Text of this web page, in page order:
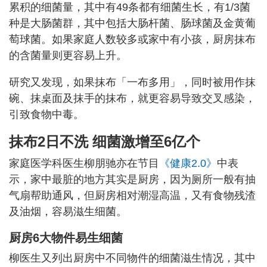
累积的细菌量，其中有49条都有细菌生长，有1/3菌
种是大肠菌群，其中包括大肠杆菌、肠球菌及金黄葡
萄球菌。如果家庭人数较多或家中有小孩，厨房抹布
的含菌量则更容易上升。
研究又发现，如果抹布「一布多用」，同时被用作抹
碗、抹桌面及抹手的抹布，就更容易导致交叉感染，
引致食物中毒。
抹布2日不洗 细菌激增至6亿个
家庭医学科医生柳朋驰亦在节目 《健康2.0》 中表
示，家中最脏的地方其实是厨房，因为厕所一般有抽
气扇帮助通风，但厨房相对潮湿高温，又有食物残渣
及油烟，容易滋生细菌。
厨房6大物件易生细菌
柳医生又列出厨房中不同物件的细菌滋生情况，其中